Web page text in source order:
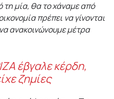
τη μία, θα το χάναμε από
πρέπει να γίνονται
ανακοινώνουμε μέτρα
έβγαλε κέρδη,
ζημίες